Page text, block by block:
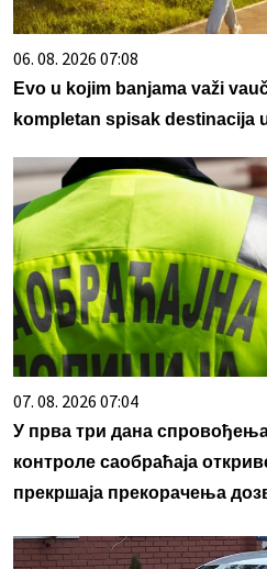
06. 08. 2026 07:08
Evo u kojim banjama važi
kompletan spisak destinacija
07. 08. 2026 07:04
У прва три дана спровођења
контроле саобраћаја
прекршаја прекорачења